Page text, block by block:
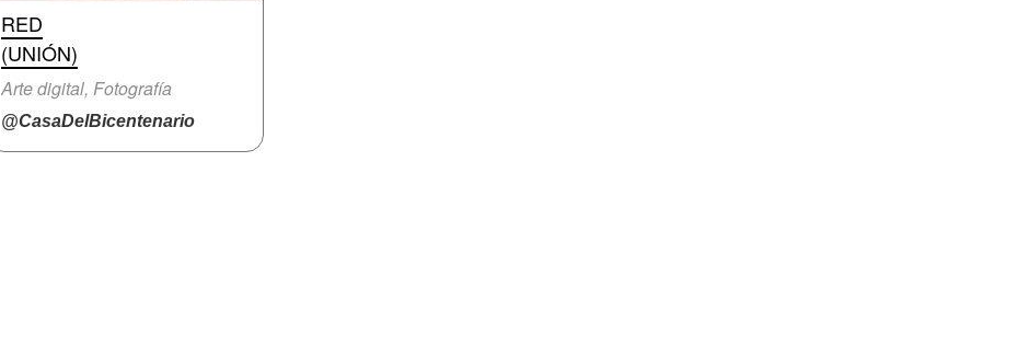
RED
(UNIÓN)
Arte digital, Fotografía
@CasaDelBicentenario